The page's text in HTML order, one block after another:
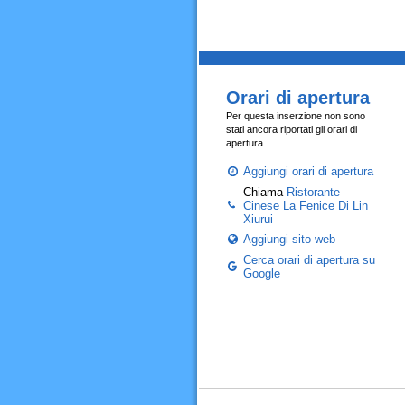
Orari di apertura
Per questa inserzione non sono
stati ancora riportati gli orari di
apertura.
Aggiungi orari di apertura
Chiama Ristorante
Cinese La Fenice Di Lin
Xiurui
Aggiungi sito web
Cerca orari di apertura su
Google